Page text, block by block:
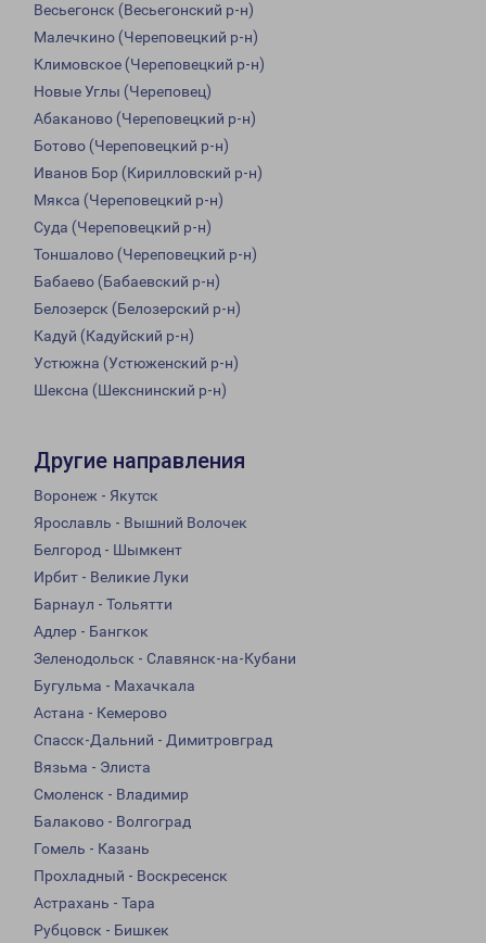
Весьегонск (Весьегонский р-н)
Малечкино (Череповецкий р-н)
Климовское (Череповецкий р-н)
Новые Углы (Череповец)
Абаканово (Череповецкий р-н)
Ботово (Череповецкий р-н)
Иванов Бор (Кирилловский р-н)
Мякса (Череповецкий р-н)
Суда (Череповецкий р-н)
Тоншалово (Череповецкий р-н)
Бабаево (Бабаевский р-н)
Белозерск (Белозерский р-н)
Кадуй (Кадуйский р-н)
Устюжна (Устюженский р-н)
Шексна (Шекснинский р-н)
Другие направления
Воронеж - Якутск
Ярославль - Вышний Волочек
Белгород - Шымкент
Ирбит - Великие Луки
Барнаул - Тольятти
Адлер - Бангкок
Зеленодольск - Славянск-на-Кубани
Бугульма - Махачкала
Астана - Кемерово
Спасск-Дальний - Димитровград
Вязьма - Элиста
Смоленск - Владимир
Балаково - Волгоград
Гомель - Казань
Прохладный - Воскресенск
Астрахань - Тара
Рубцовск - Бишкек